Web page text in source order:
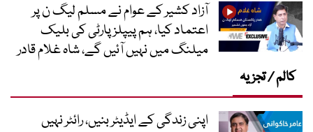
آزاد کشیر کے عوام نے مسلم لیگ ن پر
اعتماد کیا، ہم پیپلز پارٹی کی بلیک
میلنگ میں نہیں آئیں گے، شاہ غلام قادر
کالم / تجزیہ
اپنی زندگی کے ایڈیٹر بنیں، رائٹر نہیں